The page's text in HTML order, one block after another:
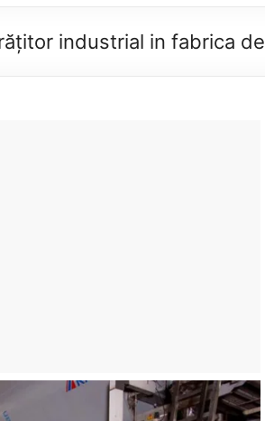
industrial in fabrica